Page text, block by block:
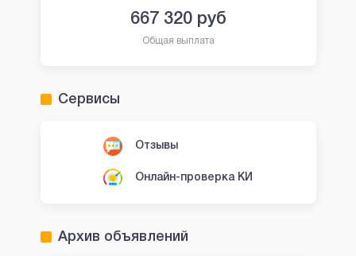
667 320руб
Общая выплата
Сервисы
Отзывы
Онлайн-проверка КИ
Архив объявлений